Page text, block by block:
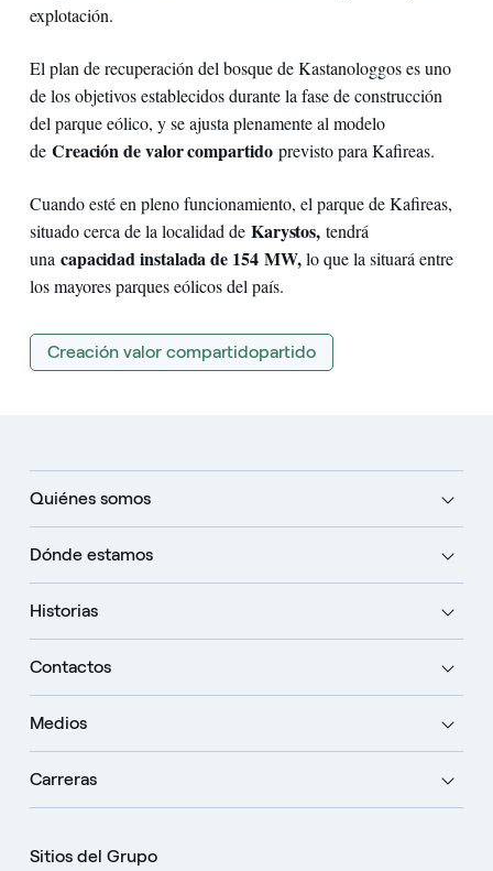
explotación.
El plan de recuperación del bosque de Kastanologgos es uno
de los objetivos establecidos durante la fase de construcción
del parque eólico, y se ajusta plenamente al modelo
de Creación de valor compartidoprevisto para Kafireas.
Cuando esté en pleno funcionamiento, el parque de Kafireas,
situado cerca de la localidad de Karystos,tendrá
una capacidad instalada de 154 MW,lo que la situará entre
los mayores parques eólicos del país.
Creación valor compartidopartido
Quiénes somos
Dónde estamos
Historias
Contactos
Medios
Carreras
Sitios del Grupo